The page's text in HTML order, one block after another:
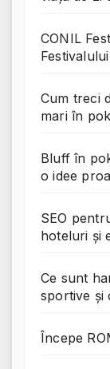
CONIL
Cum treci
mari în
Bluff în
o idee
SEO
hoteluri și
Ce sunt
sportive și
Începe